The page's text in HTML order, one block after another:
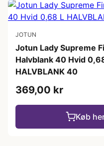
JOTUN
Jotun Lady Supreme
Halvblank 40 Hvid
HALVBLANK 40
369,00 kr
Køb